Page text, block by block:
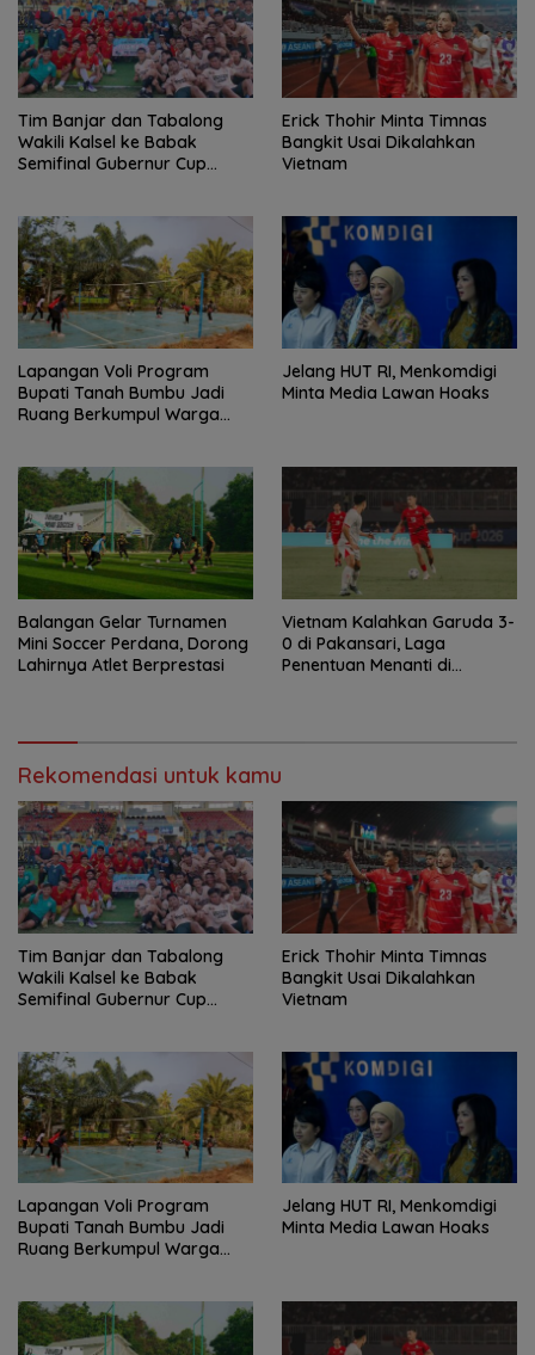
Tim Banjar dan Tabalong
Wakili Kalsel ke Babak
Semifinal Gubernur Cup
Erick Thohir Minta Timnas
Bangkit Usai Dikalahkan
Vietnam
Lapangan Voli Program
Bupati Tanah Bumbu Jadi
Ruang Berkumpul Warga
Jelang HUT RI, Menkomdigi
Minta Media Lawan Hoaks
Balangan Gelar Turnamen
Mini Soccer Perdana, Dorong
Lahirnya Atlet Berprestasi
Vietnam Kalahkan Garuda 3-
0 di Pakansari, Laga
Penentuan Menanti di
Rekomendasi untuk kamu
Tim Banjar dan Tabalong
Wakili Kalsel ke Babak
Semifinal Gubernur Cup
Erick Thohir Minta Timnas
Bangkit Usai Dikalahkan
Vietnam
Lapangan Voli Program
Bupati Tanah Bumbu Jadi
Ruang Berkumpul Warga
Jelang HUT RI, Menkomdigi
Minta Media Lawan Hoaks